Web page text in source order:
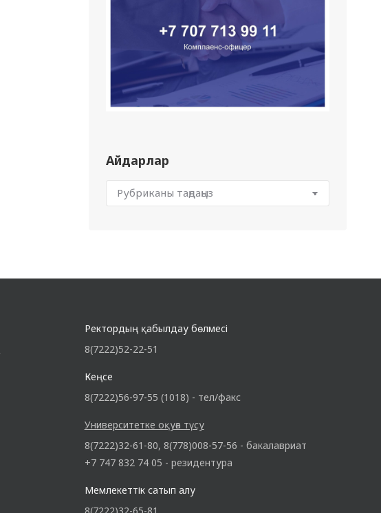
Айдарлар
Ректордың қабылдау бөлмесі
8(7222)52-22-51
Кеңсе
8(7222)56-97-55 (1018) - тел/факс
Университетке оқуға түсу
8(7222)32-61-80, 8(778)008-57-56 - бакалавриат
+7 747 832 74 05 - резидентура
Мемлекеттік сатып алу
8(7222)32-65-81